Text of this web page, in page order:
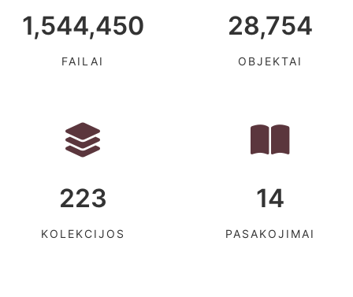
1,544,450
FAILAI
28,754
OBJEKTAI
223
KOLEKCIJOS
14
PASAKOJIMAI